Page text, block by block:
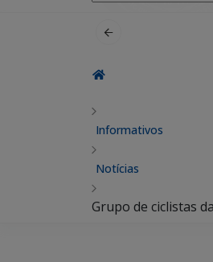
por:
Informativos
Notícias
Grupo de ciclistas